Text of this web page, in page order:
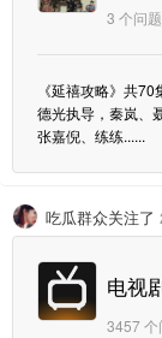
3 个问
《延禧攻略》共
德光执导，秦岚、
张嘉倪、练练......
吃瓜群众关注了
电视剧
3457 个